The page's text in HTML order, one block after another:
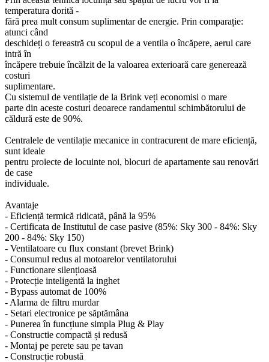
temperatura dorită -
fără prea mult consum suplimentar de energie. Prin comparație:
atunci când
deschideți o fereastră cu scopul de a ventila o încăpere, aerul care
intră în
încăpere trebuie încălzit de la valoarea exterioară care generează
costuri
suplimentare.
Cu sistemul de ventilație de la Brink veți economisi o mare
parte din aceste costuri deoarece randamentul schimbătorului de
căldură este de 90%.
Centralele de ventilație mecanice in contracurent de mare eficiență,
sunt ideale
pentru proiecte de locuinte noi, blocuri de apartamente sau renovări
de case
individuale.
Avantaje
- Eficiență termică ridicată, până la 95%
- Certificata de Institutul de case pasive (85%: Sky 300 - 84%: Sky
200 - 84%: Sky 150)
- Ventilatoare cu flux constant (brevet Brink)
- Consumul redus al motoarelor ventilatorului
- Functionare silențioasă
- Protecție inteligentă la inghet
- Bypass automat de 100%
- Alarma de filtru murdar
- Setari electronice pe săptămâna
- Punerea în funcțiune simpla Plug & Play
- Constructie compactă și redusă
- Montaj pe perete sau pe tavan
- Construcție robustă